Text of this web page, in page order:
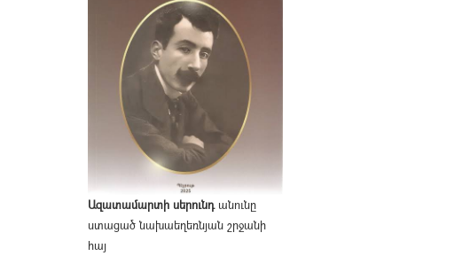
Ազատամարտի սերունդանունը
ստացած նախաեղեռնյան շրջանի
հայ